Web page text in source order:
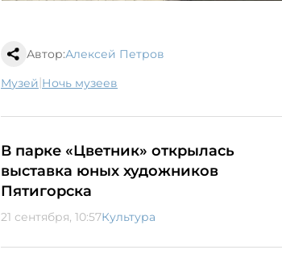
Автор:Алексей Петров
музей| ночь музеев
В парке «Цветник» открылась
выставка юных художников
Пятигорска
21 сентября, 10:57Культура